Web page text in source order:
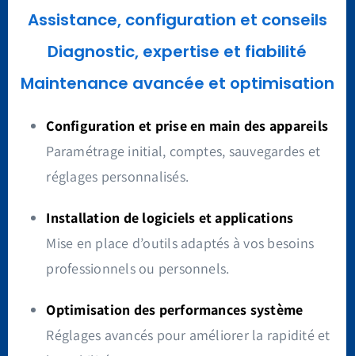
Assistance, configuration et conseils
Diagnostic, expertise et fiabilité
Maintenance avancée et optimisation
Configuration et prise en main des appareils
Paramétrage initial, comptes, sauvegardes et
réglages personnalisés.
Installation de logiciels et applications
Mise en place d’outils adaptés à vos besoins
professionnels ou personnels.
Optimisation des performances système
Réglages avancés pour améliorer la rapidité et